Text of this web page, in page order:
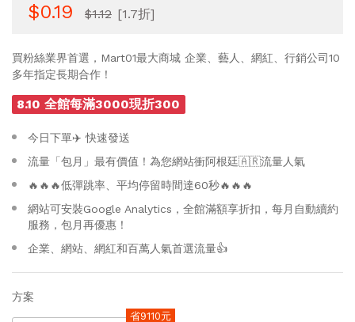
$0.19 $1.12 [1.7折]
買粉絲業界首選，Mart01最大商城 企業、藝人、網紅、行銷公司10
多年指定長期合作！
8.10 全館每滿3000現折300
今日下單✈️ 快速發送
流量「包月」最有價值！為您網站衝阿根廷🇦🇷流量人氣
🔥🔥🔥低彈跳率、平均停留時間達60秒🔥🔥🔥
網站可安裝Google Analytics，全館滿額享折扣，每月自動續約
服務，包月再優惠！
企業、網站、網紅和百萬人氣首選流量👍
方案
省9110元